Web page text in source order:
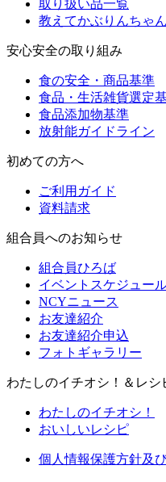
取り扱い品一覧
教えてかぶりんちゃ
安心安全の取り組み
食の安全・商品基準
食品・生活雑貨選定
食品添加物基準
放射能ガイドライン
初めての方へ
ご利用ガイド
資料請求
組合員へのお知らせ
組合員ひろば
イベントスケジュー
NCYニュース
お友達紹介
お友達紹介申込
フォトギャラリー
わたしのイチオシ！＆レシ
わたしのイチオシ！
おいしいレシピ
個人情報保護方針及